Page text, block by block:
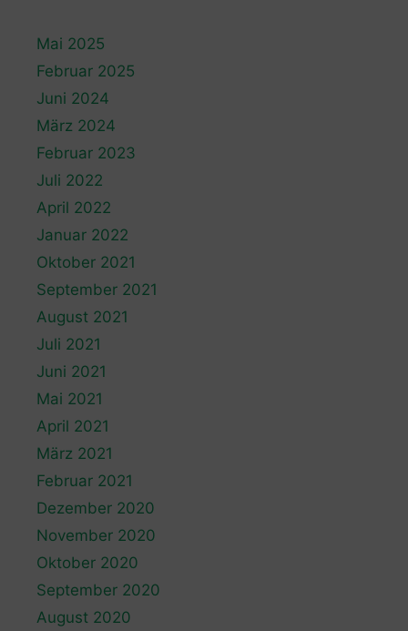
Mai 2025
Februar 2025
Juni 2024
März 2024
Februar 2023
Juli 2022
April 2022
Januar 2022
Oktober 2021
September 2021
August 2021
Juli 2021
Juni 2021
Mai 2021
April 2021
März 2021
Februar 2021
Dezember 2020
November 2020
Oktober 2020
September 2020
August 2020